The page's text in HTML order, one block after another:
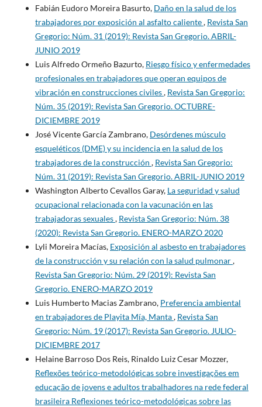
Fabián Eudoro Moreira Basurto, Daño en la salud de los
trabajadores por exposición al asfalto caliente, Revista San
Gregorio: Núm. 31 (2019): Revista San Gregorio. ABRIL-
JUNIO 2019
Luis Alfredo Ormeño Bazurto, Riesgo físico y enfermedades
profesionales en trabajadores que operan equipos de
vibración en construcciones civiles, Revista San Gregorio:
Núm. 35 (2019): Revista San Gregorio. OCTUBRE-
DICIEMBRE 2019
José Vicente García Zambrano, Desórdenes músculo
esqueléticos (DME) y su incidencia en la salud de los
trabajadores de la construcción , Revista San Gregorio:
Núm. 31 (2019): Revista San Gregorio. ABRIL-JUNIO 2019
Washington Alberto Cevallos Garay, La seguridad y salud
ocupacional relacionada con la vacunación en las
trabajadoras sexuales, Revista San Gregorio: Núm. 38
(2020): Revista San Gregorio. ENERO-MARZO 2020
Lyli Moreira Macías, Exposición al asbesto en trabajadores
de la construcción y su relación con la salud pulmonar,
Revista San Gregorio: Núm. 29 (2019): Revista San
Gregorio. ENERO-MARZO 2019
Luis Humberto Macias Zambrano, Preferencia ambiental
en trabajadores de Playita Mía, Manta, Revista San
Gregorio: Núm. 19 (2017): Revista San Gregorio. JULIO-
DICIEMBRE 2017
Helaine Barroso Dos Reis, Rinaldo Luiz Cesar Mozzer,
Reflexões teórico-metodológicas sobre investigações em
educação de jovens e adultos trabalhadores na rede federal
brasileira Reflexiones teórico-metodológicas sobre las